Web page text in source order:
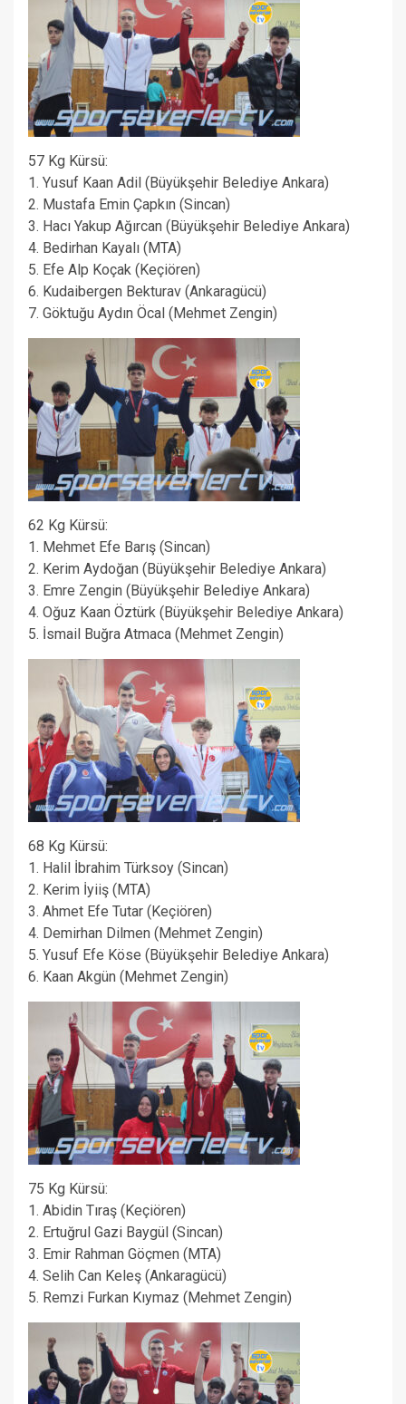
57 Kg Kürsü:
1. Yusuf Kaan Adil (Büyükşehir Belediye Ankara)
2. Mustafa Emin Çapkın (Sincan)
3. Hacı Yakup Ağırcan (Büyükşehir Belediye Ankara)
4. Bedirhan Kayalı (MTA)
5. Efe Alp Koçak (Keçiören)
6. Kudaibergen Bekturav (Ankaragücü)
7. Göktuğu Aydın Öcal (Mehmet Zengin)
62 Kg Kürsü:
1. Mehmet Efe Barış (Sincan)
2. Kerim Aydoğan (Büyükşehir Belediye Ankara)
3. Emre Zengin (Büyükşehir Belediye Ankara)
4. Oğuz Kaan Öztürk (Büyükşehir Belediye Ankara)
5. İsmail Buğra Atmaca (Mehmet Zengin)
68 Kg Kürsü:
1. Halil İbrahim Türksoy (Sincan)
2. Kerim İyiiş (MTA)
3. Ahmet Efe Tutar (Keçiören)
4. Demirhan Dilmen (Mehmet Zengin)
5. Yusuf Efe Köse (Büyükşehir Belediye Ankara)
6. Kaan Akgün (Mehmet Zengin)
75 Kg Kürsü:
1. Abidin Tıraş (Keçiören)
2. Ertuğrul Gazi Baygül (Sincan)
3. Emir Rahman Göçmen (MTA)
4. Selih Can Keleş (Ankaragücü)
5. Remzi Furkan Kıymaz (Mehmet Zengin)